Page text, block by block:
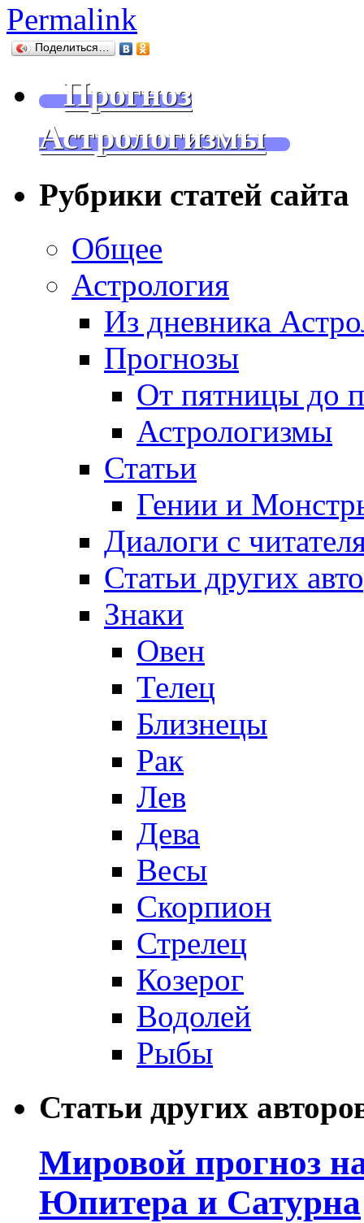
Permalink
Поделиться…
Прогноз
Астрологизмы
Рубрики статей сайта
Общее
Астрология
Из дневника
Прогнозы
От пятницы до
Астрологизмы
Статьи
Гении и
Диалоги с
Статьи других
Знаки
Овен
Телец
Близнецы
Рак
Лев
Дева
Весы
Скорпион
Стрелец
Козерог
Водолей
Рыбы
Статьи других
Мировой прогноз
Юпитера и Сатурна